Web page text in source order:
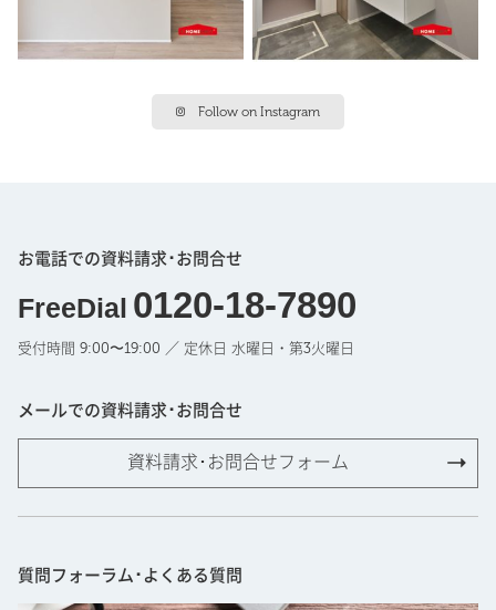
Follow on Instagram
お電話での資料請求･お問合せ
FreeDial 0120-18-7890
受付時間 9:00〜19:00 ／ 定休日 水曜日・第3火曜日
メールでの資料請求･お問合せ
資料請求･お問合せフォーム
質問フォーラム･よくある質問